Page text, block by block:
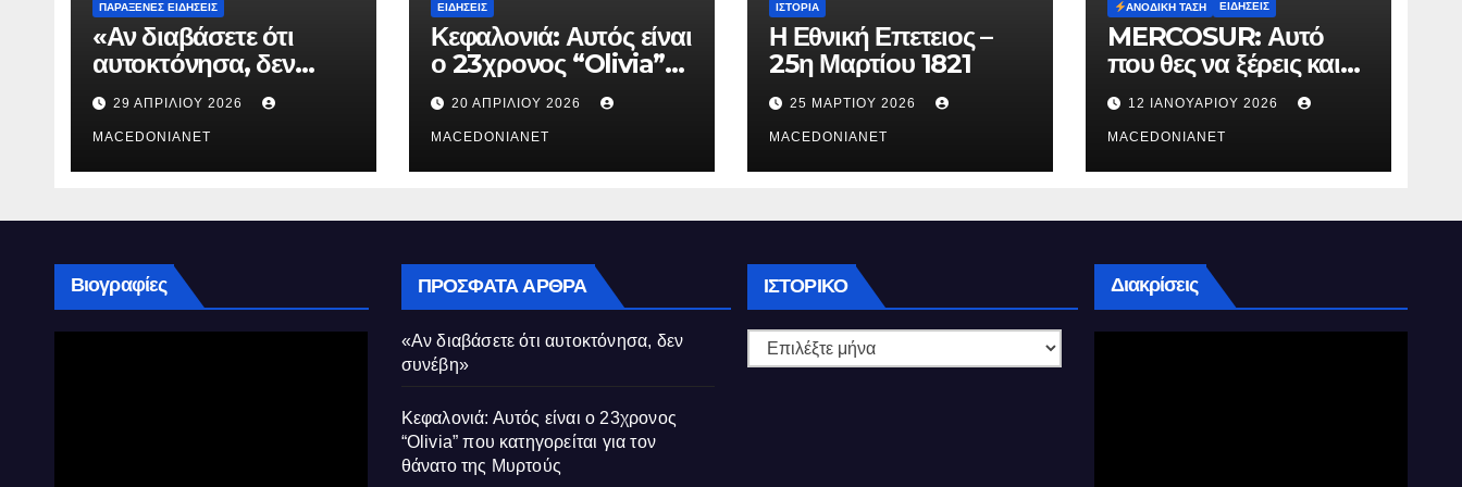
ΠΑΡΆΞΕΝΕΣ ΕΙΔΉΣΕΙΣ
«Αν διαβάσετε ότι
αυτοκτόνησα, δεν
συνέβη»
29 ΑΠΡΙΛΊΟΥ 2026
MACEDONIANET
ΕΙΔΉΣΕΙΣ
Κεφαλονιά: Αυτός είναι
ο 23χρονος “Olivia”
που κατηγορείται για
τον θάνατο της
Μυρτούς
20 ΑΠΡΙΛΊΟΥ 2026
MACEDONIANET
ΙΣΤΟΡΊΑ
Η Εθνική Επετειος –
25η Μαρτίου 1821
25 ΜΑΡΤΊΟΥ 2026
MACEDONIANET
ΑΝΟΔΙΚΉ ΤΆΣΗ ΕΙΔΉΣΕΙΣ
MERCOSUR: Αυτό
που θες να ξέρεις και
δεν σου λένε.
12 ΙΑΝΟΥΑΡΊΟΥ 2026
MACEDONIANET
Βιογραφίες ΠΡΌΣΦΑΤΑ ΆΡΘΡΑ
«Αν διαβάσετε ότι αυτοκτόνησα, δεν
συνέβη»
Κεφαλονιά: Αυτός είναι ο 23χρονος
“Olivia” που κατηγορείται για τον
θάνατο της Μυρτούς
ΙΣΤΟΡΙΚΌ Ιστορικό Διακρίσεις